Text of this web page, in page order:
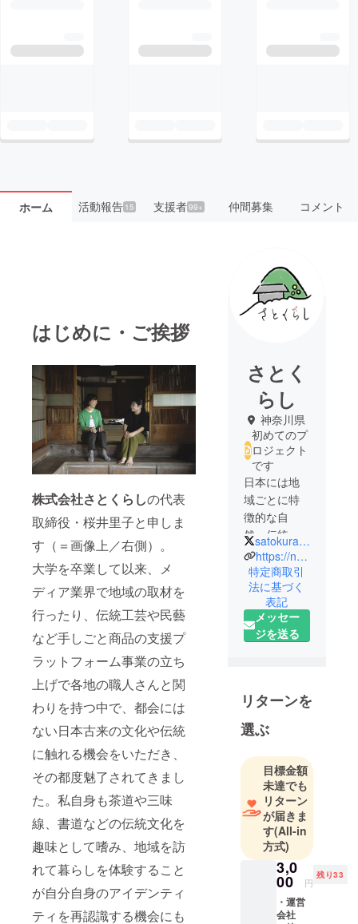
ホーム 活動報告15 支援者99+ 仲間募集 コメント
はじめに・ご挨拶
株式会社さとくらしの代表
取締役・桜井里子と申しま
す（＝画像上／右側）。
大学を卒業して以来、メ
ディア業界で地域の取材を
行ったり、伝統工芸や民藝
など手しごと商品の支援プ
ラットフォーム事業の立ち
上げで各地の職人さんと関
わりを持つ中で、都会には
ない日本古来の文化や伝統
に触れる機会をいただき、
その都度魅了されてきまし
た。私自身も茶道や三味
線、書道などの伝統文化を
趣味として嗜み、地域を訪
れて暮らしを体験すること
が自分自身のアイデンティ
ティを再認識する機会にも
さとく
らし
神奈川県
初めてのプ
ロジェクト
です
日本には地
域ごとに特
徴的な自
然、伝統技
術や文化が
根付いてい
ます。“さと
くら
し”（旧・一
般社団法人
協会）は、
地域で営ま
れる資源
使って豊か
な生活を求
める人たち
を繋ぐこと
で「地域再
発見」を目
指し、新し
いコミュニ
ティを創っ
satokurashi2022
https://note.com/satokurashi/n/ndb472112719f
特定商取引
法に基づく
表記
メッセー
ジを送る
リターンを
選ぶ
目標金額
未達でも
リターン
が届きま
す(All-in
方式)
3,0
00 円
残り33
・運営
会社